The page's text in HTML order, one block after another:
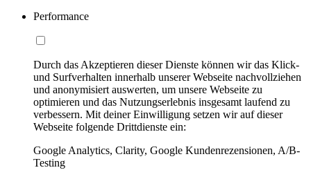
Performance
Durch das Akzeptieren dieser Dienste können wir das Klick-
und Surfverhalten innerhalb unserer Webseite nachvollziehen
und anonymisiert auswerten, um unsere Webseite zu
optimieren und das Nutzungserlebnis insgesamt laufend zu
verbessern. Mit deiner Einwilligung setzen wir auf dieser
Webseite folgende Drittdienste ein:
Google Analytics, Clarity, Google Kundenrezensionen, A/B-
Testing